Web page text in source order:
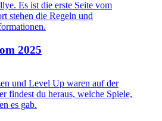
2025
und Level Up waren auf der
findest du heraus, welche Spiele,
es gab.